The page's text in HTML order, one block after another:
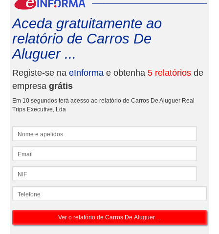
Aceda gratuitamente ao
relatório de Carros De
Aluguer ...
Registe-se na eInforma e obtenha 5 relatórios de
empresa grátis
Em 10 segundos terá acesso ao relatório de Carros De Aluguer Real
Trips Executive, Lda